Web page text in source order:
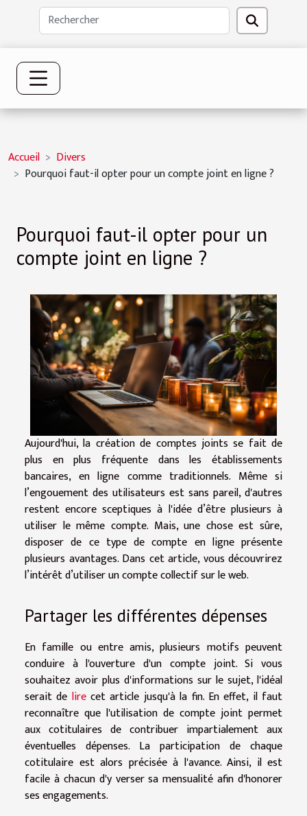
Accueil
Divers
Pourquoi faut-il opter pour un compte joint en ligne ?
Pourquoi faut-il opter pour un
compte joint en ligne ?
Aujourd'hui, la création de comptes joints se fait de
plus en plus fréquente dans les établissements
bancaires, en ligne comme traditionnels. Même si
l’engouement des utilisateurs est sans pareil, d'autres
restent encore sceptiques à l'idée d’être plusieurs à
utiliser le même compte. Mais, une chose est sûre,
disposer de ce type de compte en ligne présente
plusieurs avantages. Dans cet article, vous découvrirez
l’intérêt d’utiliser un compte collectif sur le web.
Partager les différentes dépenses
En famille ou entre amis, plusieurs motifs peuvent
conduire à l'ouverture d'un compte joint. Si vous
souhaitez avoir plus d'informations sur le sujet, l'idéal
serait de lirecet article jusqu'à la fin. En effet, il faut
reconnaître que l'utilisation de compte joint permet
aux cotitulaires de contribuer impartialement aux
éventuelles dépenses. La participation de chaque
cotitulaire est alors précisée à l'avance. Ainsi, il est
facile à chacun d'y verser sa mensualité afin d'honorer
ses engagements.